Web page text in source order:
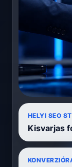
HELYI SEO
Kisvarjas